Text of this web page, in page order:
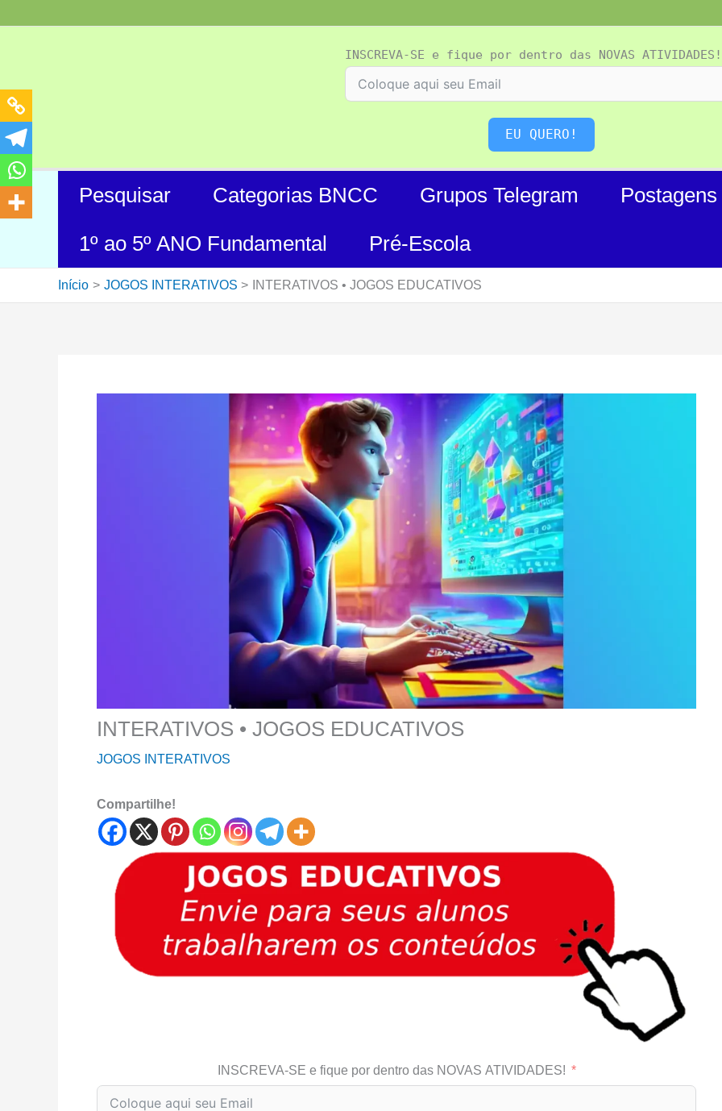
para
INSCREVA-SE e fique por dentro das NOVAS ATIVIDADES!
EU QUERO!
Pesquisar Categorias BNCC Grupos Telegram
Postagens
1º ao 5º ANO Fundamental
Pré-Escola
Início JOGOS INTERATIVOS INTERATIVOS • JOGOS EDUCATIVOS
INTERATIVOS • JOGOS EDUCATIVOS
JOGOS INTERATIVOS
Compartilhe!
INSCREVA-SE e fique por dentro das NOVAS ATIVIDADES!